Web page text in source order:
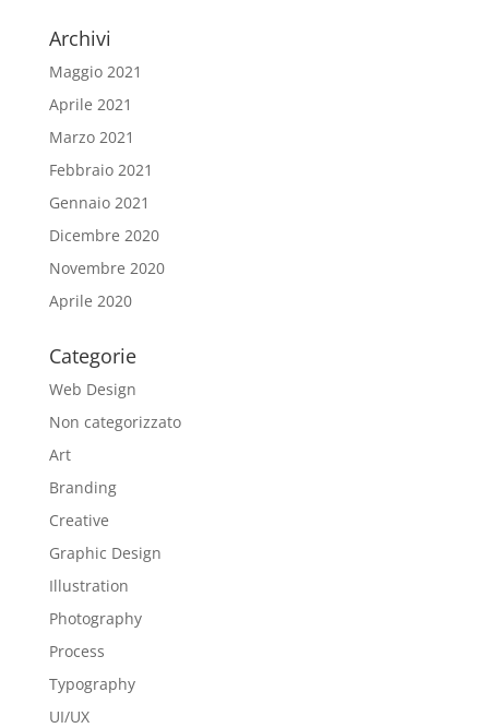
Archivi
Maggio 2021
Aprile 2021
Marzo 2021
Febbraio 2021
Gennaio 2021
Dicembre 2020
Novembre 2020
Aprile 2020
Categorie
Web Design
Non categorizzato
Art
Branding
Creative
Graphic Design
Illustration
Photography
Process
Typography
UI/UX